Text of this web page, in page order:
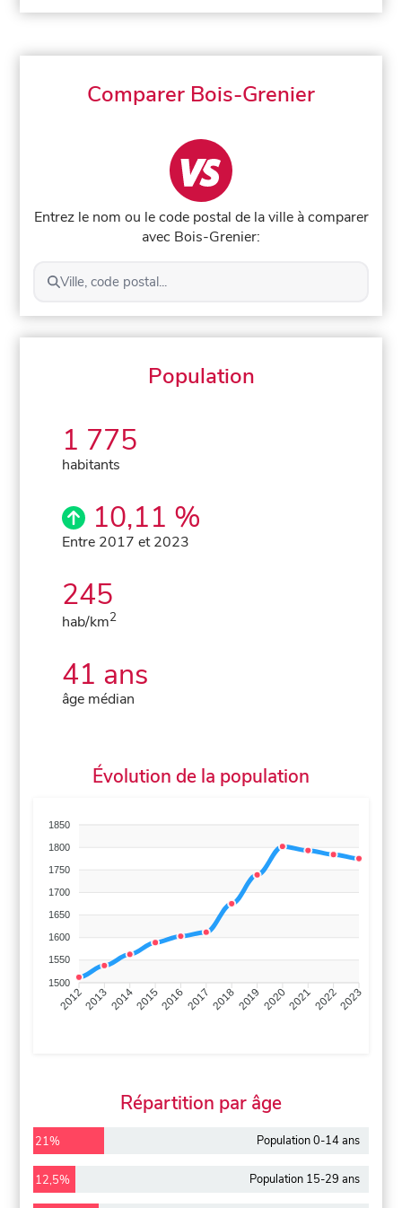
Comparer Bois-Grenier
Entrez le nom ou le code postal de la ville à comparer
avec Bois-Grenier:
Ville, code postal...
Population
1 775
habitants
10,11 %
Entre 2017 et 2023
245
hab/km2
41 ans
âge médian
Évolution de la population
1850
1800
1750
1700
1650
1600
1550
1500
201220132014201520162017 20182019 2020202120222023
Répartition par âge
21% Population 0-14 ans
12,5% Population 15-29 ans